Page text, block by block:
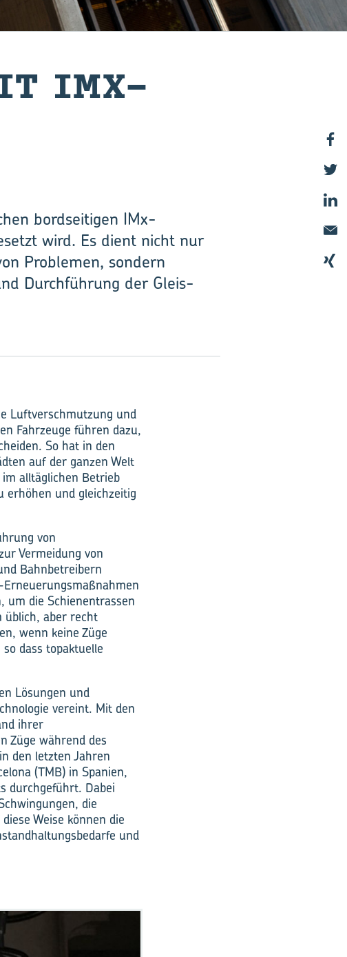
IMX-​
bordseitigen IMx-
wird. Es dient nicht nur
Problemen, sondern
Durchführung der Gleis-
Luftverschmutzung und
Fahrzeuge führen dazu,
So hat in den
auf der ganzen Welt
alltäglichen Betrieb
erhöhen und gleichzeitig
von
Vermeidung von
Bahnbetreibern
um die Schienentrassen
üblich, aber recht
wenn keine Züge
dass topaktuelle
Lösungen und
vereint. Mit den
ihrer
Züge während des
den letzten Jahren
(TMB) in Spanien,
durchgeführt. Dabei
die
Weise können die
und